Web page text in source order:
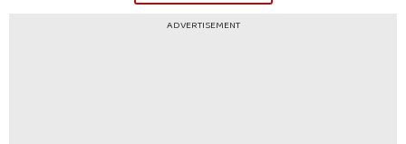
ADVERTISEMENT